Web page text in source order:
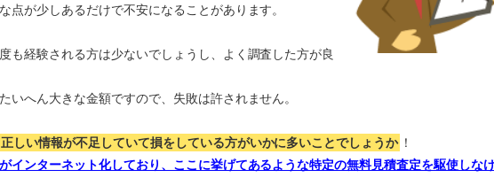
点が少しあるだけで不安になることがあります。
も経験される方は少ないでしょうし、よく調査した方が良
いへん大きな金額ですので、失敗は許されません。
しい情報が不足していて損をしている方がいかに多いことでしょうか ！
インターネット化しており、ここに挙げてあるような特定の無料見積査定を駆使しな